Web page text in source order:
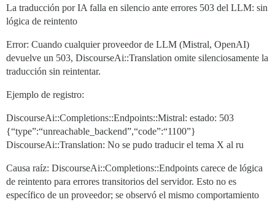
La traducción por IA falla en silencio ante errores 503 del LLM: sin
lógica de reintento
Error: Cuando cualquier proveedor de LLM (Mistral, OpenAI)
devuelve un 503, DiscourseAi::Translation omite silenciosamente la
traducción sin reintentar.
Ejemplo de registro:
DiscourseAi::Completions::Endpoints::Mistral: estado: 503
{“type”:“unreachable_backend”,“code”:“1100”}
DiscourseAi::Translation: No se pudo traducir el tema X al ru
Causa raíz: DiscourseAi::Completions::Endpoints carece de lógica
de reintento para errores transitorios del servidor. Esto no es
específico de un proveedor; se observó el mismo comportamiento